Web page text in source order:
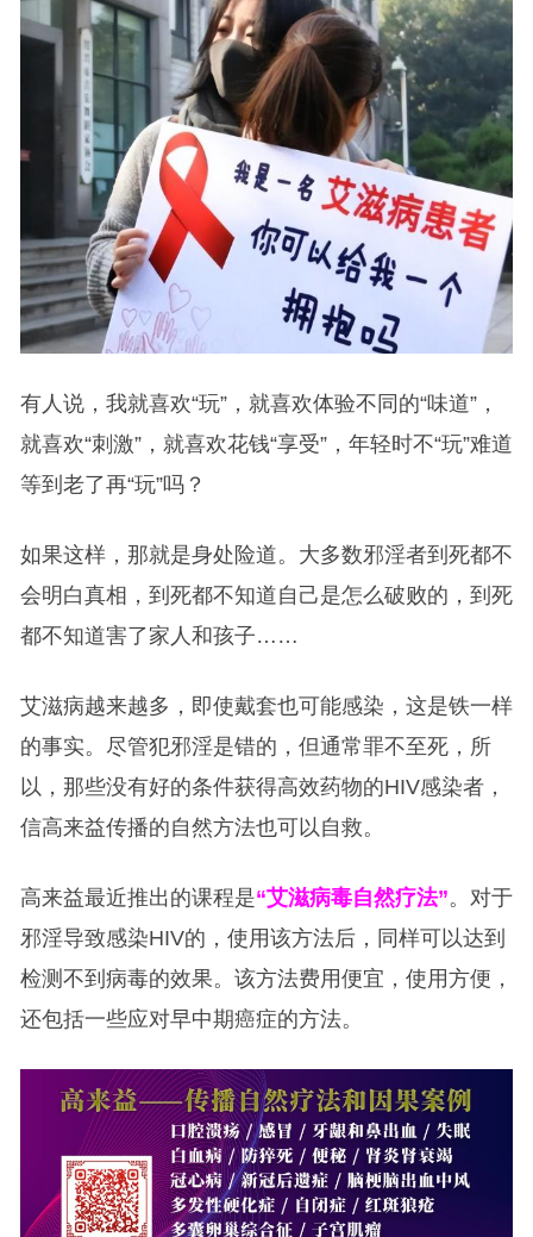
有人说，我就喜欢“玩”，就喜欢体验不同的“味道”，
就喜欢“刺激”，就喜欢花钱“享受”，年轻时不“玩”难道
等到老了再“玩”吗？
如果这样，那就是身处险道。大多数邪淫者到死都不
会明白真相，到死都不知道自己是怎么破败的，到死
都不知道害了家人和孩子……
艾滋病越来越多，即使戴套也可能感染，这是铁一样
的事实。尽管犯邪淫是错的，但通常罪不至死，所
以，那些没有好的条件获得高效药物的HIV感染者，
信高来益传播的自然方法也可以自救。
高来益最近推出的课程是“艾滋病毒自然疗法”。对于
邪淫导致感染HIV的，使用该方法后，同样可以达到
检测不到病毒的效果。该方法费用便宜，使用方便，
还包括一些应对早中期癌症的方法。